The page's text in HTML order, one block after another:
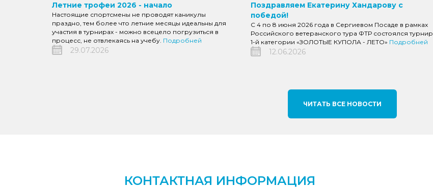
Летние трофеи 2026 - начало
Настоящие спортсмены не проводят каникулы
праздно, тем более что летние месяцы идеальны для
участия в турнирах - можно всецело погрузиться в
процесс, не отвлекаясь на учебу. Подробней
29.07.2026
Поздравляем Екатерину Хандарову с
победой!
С 4 по 8 июня 2026 года в Сергиевом Посаде в рамках
Российского ветеранского тура ФТР состоялся турнир
1-й категории «ЗОЛОТЫЕ КУПОЛА - ЛЕТО» Подробней
12.06.2026
ЧИТАТЬ ВСЕ НОВОСТИ
КОНТАКТНАЯ ИНФОРМАЦИЯ